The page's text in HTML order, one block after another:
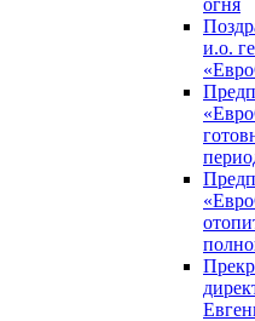
огня
и.о.